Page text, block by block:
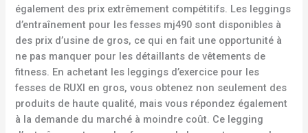
également des prix extrêmement compétitifs. Les leggings
d’entraînement pour les fesses mj490 sont disponibles à
des prix d’usine de gros, ce qui en fait une opportunité à
ne pas manquer pour les détaillants de vêtements de
fitness. En achetant les leggings d’exercice pour les
fesses de RUXI en gros, vous obtenez non seulement des
produits de haute qualité, mais vous répondez également
à la demande du marché à moindre coût. Ce legging